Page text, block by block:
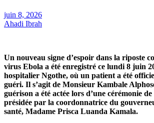
juin 8, 2026
Ahadi Ibrah
Un nouveau signe d’espoir dans la riposte
virus Ebola a été enregistré ce lundi 8 juin
hospitalier Ngothe, où un patient a été
guéri. Il s’agit de Monsieur Kambale
guérison a été actée lors d’une cérémonie
présidée par la coordonnatrice du
santé, Madame Prisca Luanda Kamala.